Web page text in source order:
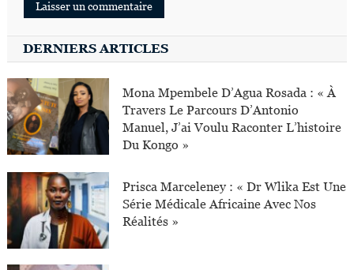
DERNIERS ARTICLES
Mona Mpembele D’Agua Rosada : « À
Travers Le Parcours D’Antonio
Manuel, J’ai Voulu Raconter L’histoire
Du Kongo »
Prisca Marceleney : « Dr Wlika Est Une
Série Médicale Africaine Avec Nos
Réalités »